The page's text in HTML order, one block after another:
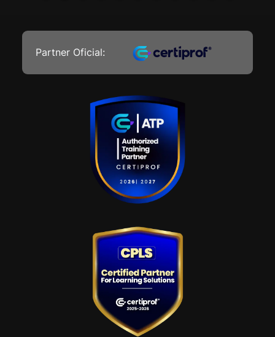
Partner Oficial: